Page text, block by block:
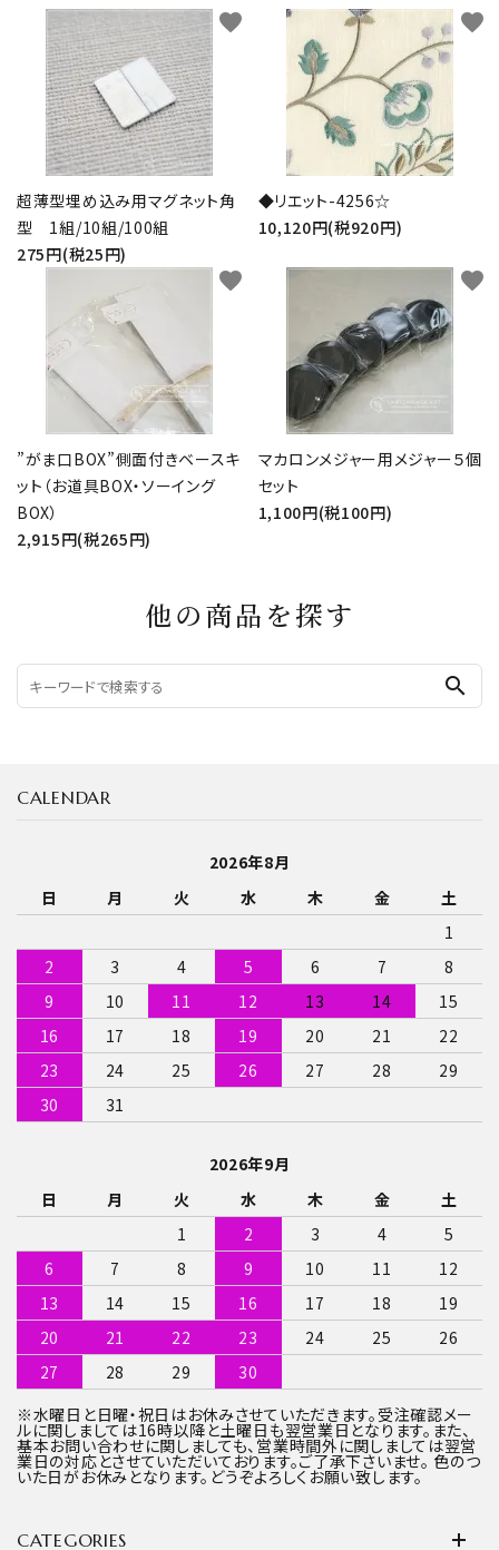
超薄型埋め込み用マグネット角
型 1組/10組/100組
275円(税25円)
favorite
◆リエット-4256☆
10,120円(税920円)
favorite
”がま口BOX”側面付きベースキ
ット（お道具BOX・ソーイング
BOX）
2,915円(税265円)
favorite
マカロンメジャー用メジャー５個
セット
1,100円(税100円)
favorite
他の商品を探す
search
CATEGORIES
CALENDAR
2026年8月
日
月 火 水 木 金
土
1
2
3 4 5 6 7
8
9
10 11 12 13 14
15
16
17 18 19 20 21
22
23
24 25 26 27 28
29
30
31
2026年9月
日
月 火 水 木 金
土
1
2 3 4
5
6
7 8 9 10 11
12
13
14 15 16 17 18
19
20
21 22 23 24 25
26
27
28 29
30
※水曜日と日曜・祝日はお休みさせていただきます。受注確認メー
ルに関しましては16時以降と土曜日も翌営業日となります。また、
基本お問い合わせに関しましても、営業時間外に関しましては翌営
業日の対応とさせていただいております。ご了承下さいませ。 色のつ
いた日がお休みとなります。どうぞよろしくお願い致します。